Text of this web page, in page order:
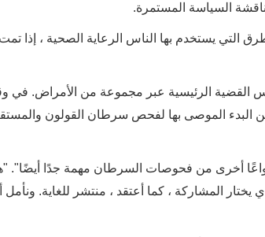
السياسة المستمرة.
التي يستخدم بها الناس الرعاية الصحية ، إذا تمت
القضية الرئيسية عبر مجموعة من الأمراض. في
البدء الموصى بها لفحص سرطان القولون
أخرى من فحوصات السرطان مهمة جدًا أيضًا".
المشاركة ، كما أعتقد ، منتشر للغاية. ونأمل